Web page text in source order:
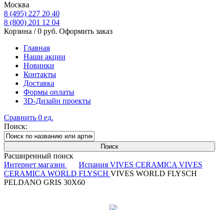
Москва
8 (495) 227 20 40
8 (800) 201 12 04
Корзина /0 руб. Оформить заказ
Главная
Наши акции
Новинки
Контакты
Доставка
Формы оплаты
3D-Дизайн проекты
Сравнить 0 ед.
Поиск:
Расширенный поиск
Интернет магазин
Испания VIVES CERAMICA VIVES
CERAMICA WORLD FLYSCH VIVES WORLD FLYSCH
PELDANO GRIS 30X60